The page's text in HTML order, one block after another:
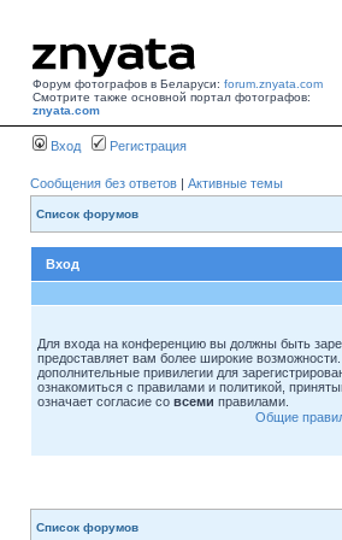
Форум фотографов в Беларуси: forum.znyata.com
Смотрите также основной портал фотографов:
znyata.com
Вход Регистрация
Сообщения без ответов | Активные темы
Список форумов
Вход
Для входа на конференцию вы должны быть
предоставляет вам более широкие
дополнительные привилегии для
ознакомиться с правилами и политикой,
означает согласие со всеми правилами.
Общие
Список форумов